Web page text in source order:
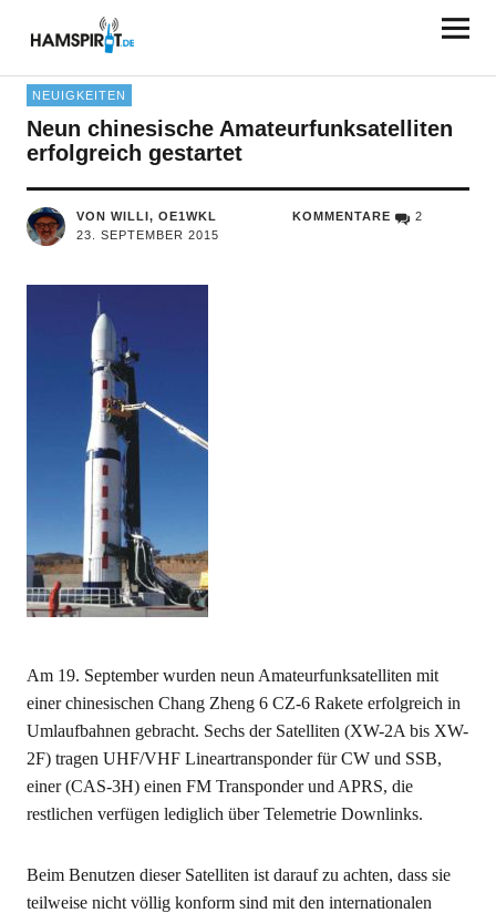
HAMSPIRIT.DE
NEUIGKEITEN
Neun chinesische Amateurfunksatelliten
erfolgreich gestartet
VON WILLI, OE1WKL
23. SEPTEMBER 2015
KOMMENTARE 2
Am 19. September wurden neun Amateurfunksatelliten mit
einer chinesischen Chang Zheng 6 CZ-6 Rakete erfolgreich in
Umlaufbahnen gebracht. Sechs der Satelliten (XW-2A bis XW-
2F) tragen UHF/VHF Lineartransponder für CW und SSB,
einer (CAS-3H) einen FM Transponder und APRS, die
restlichen verfügen lediglich über Telemetrie Downlinks.
Beim Benutzen dieser Satelliten ist darauf zu achten, dass sie
teilweise nicht völlig konform sind mit den internationalen